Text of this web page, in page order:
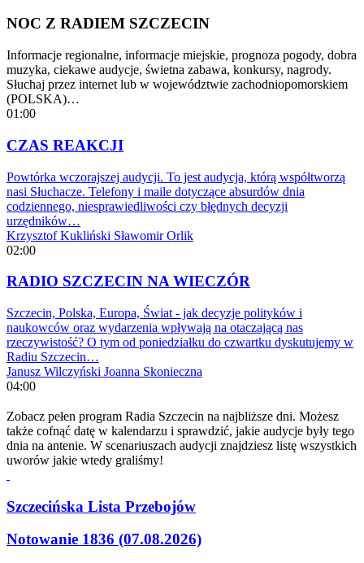
NOC Z RADIEM SZCZECIN
Informacje regionalne, informacje miejskie, prognoza pogody, dobra
muzyka, ciekawe audycje, świetna zabawa, konkursy, nagrody.
Słuchaj przez internet lub w województwie zachodniopomorskiem
(POLSKA)…
01:00
CZAS REAKCJI
Powtórka wczorajszej audycji. To jest audycja, którą współtworzą
nasi Słuchacze. Telefony i maile dotyczące absurdów dnia
codziennego, niesprawiedliwości czy błędnych decyzji
urzędników…
Krzysztof Kukliński Sławomir Orlik
02:00
RADIO SZCZECIN NA WIECZÓR
Szczecin, Polska, Europa, Świat - jak decyzje polityków i
naukowców oraz wydarzenia wpływają na otaczającą nas
rzeczywistość? O tym od poniedziałku do czwartku dyskutujemy w
Radiu Szczecin…
Janusz Wilczyński Joanna Skonieczna
04:00
Zobacz pełen program Radia Szczecin na najbliższe dni. Możesz
także cofnąć datę w kalendarzu i sprawdzić, jakie audycje były tego
dnia na antenie. W scenariuszach audycji znajdziesz listę wszystkich
uworów jakie wtedy graliśmy!
Szczecińska Lista Przebojów
Notowanie 1836 (07.08.2026)